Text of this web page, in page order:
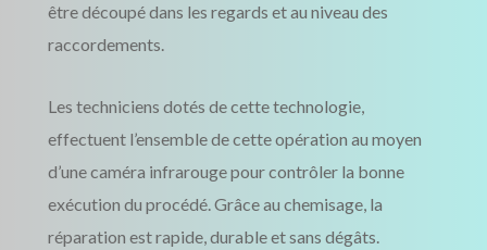
être découpé dans les regards et au niveau des
raccordements.
Les techniciens dotés de cette technologie,
effectuent l’ensemble de cette opération au moyen
d’une caméra infrarouge pour contrôler la bonne
exécution du procédé. Grâce au chemisage, la
réparation est rapide, durable et sans dégâts.